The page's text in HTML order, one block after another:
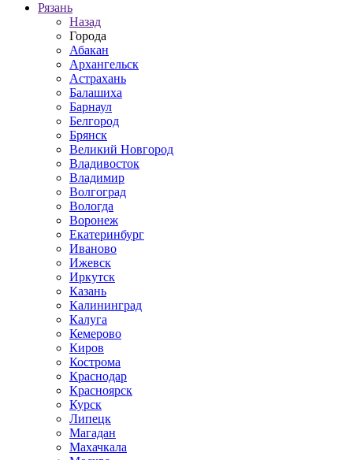
Рязань
Назад
Города
Абакан
Архангельск
Астрахань
Балашиха
Барнаул
Белгород
Брянск
Великий Новгород
Владивосток
Владимир
Волгоград
Вологда
Воронеж
Екатеринбург
Иваново
Ижевск
Иркутск
Казань
Калининград
Калуга
Кемерово
Киров
Кострома
Краснодар
Красноярск
Курск
Липецк
Магадан
Махачкала